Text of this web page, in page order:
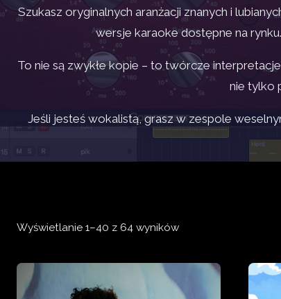
Szukasz oryginalnych aranżacji znanych i
wersje karaoke dostępne na
To nie są zwykłe kopie – to twórcze
nie tylko
Jeśli jesteś wokalistą, grasz w zespole
Wyświetlanie 1–40 z 64 wynikówPosortowane
najnowszych